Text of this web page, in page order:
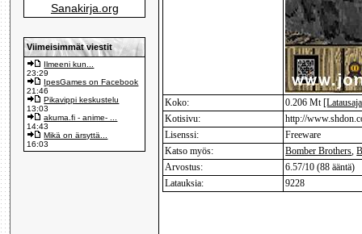
Sanakirja.org
Viimeisimmät viestit
Ilmeeni kun...
23:29
IpesGames on Facebook
21:46
Pikavippi keskustelu
13:03
akuma.fi - anime- ...
14:43
Mikä on ärsyttä...
16:03
Koko: 0.206 Mt
Kotisivu:
http://
Lisenssi:
Freeware
Katso myös:
Bomber Brothers,
Arvostus:
6.57/10 (88 ääntä)
Latauksia:
9228